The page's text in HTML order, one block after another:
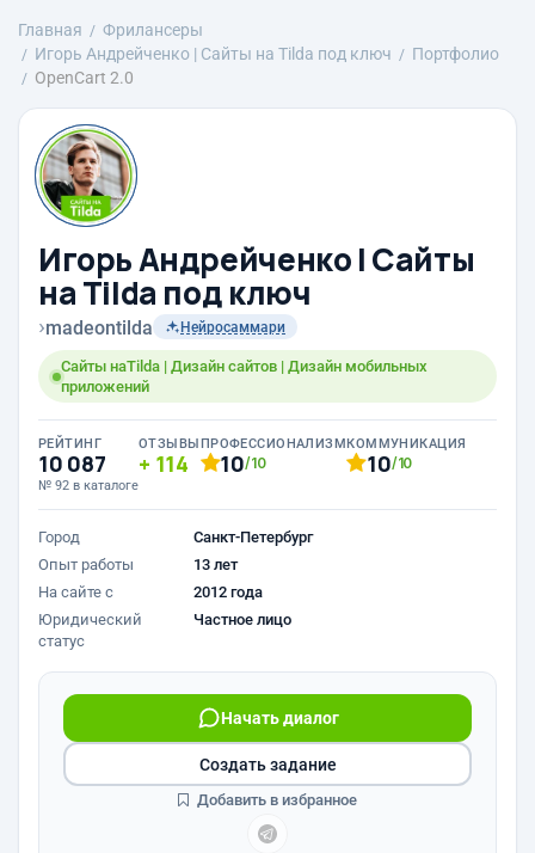
Главная
Фрилансеры
Игорь Андрейченко | Сайты на Tilda под ключ
Портфолио
OpenCart 2.0
Игорь Андрейченко | Сайты
на Tilda под ключ
›madeontilda Нейросаммари
Сайты наTilda | Дизайн сайтов | Дизайн мобильных
приложений
РЕЙТИНГ
10 087
№ 92 в каталоге
ОТЗЫВЫ
114
ПРОФЕССИОНАЛИЗМ
10/10
КОММУНИКАЦИЯ
10/10
Город
Санкт-Петербург
Опыт работы
13 лет
На сайте с
2012 года
Юридический
статус
Частное лицо
Начать диалог
Создать задание
Добавить в избранное